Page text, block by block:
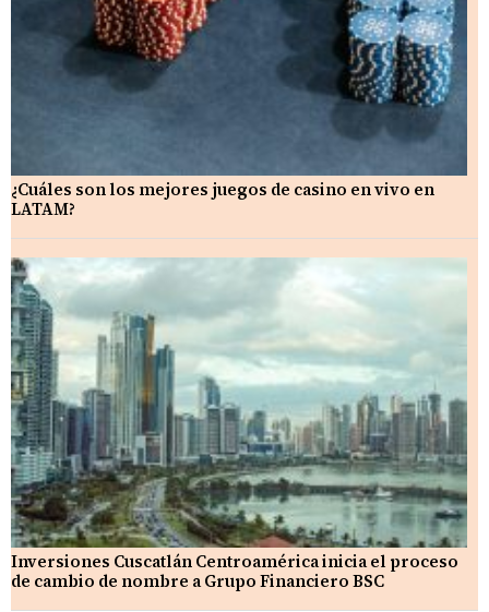
¿Cuáles son los mejores juegos de casino en vivo en
LATAM?
Inversiones Cuscatlán Centroamérica inicia el proceso
de cambio de nombre a Grupo Financiero BSC